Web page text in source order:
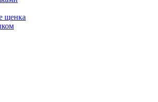
щенка